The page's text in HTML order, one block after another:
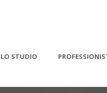
LO STUDIO